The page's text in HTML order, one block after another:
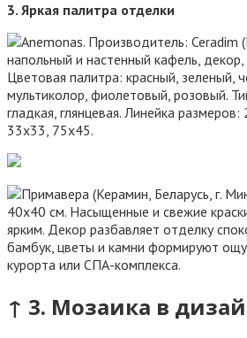
3. Яркая палитра отделки
↑ 3. Мозаика в